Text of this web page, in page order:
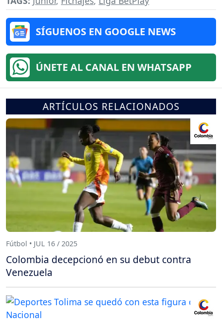
SÍGUENOS EN GOOGLE NEWS
ÚNETE AL CANAL EN WHATSAPP
ARTÍCULOS RELACIONADOS
Fútbol • JUL 16 / 2025
Colombia decepcionó en su debut contra
Venezuela